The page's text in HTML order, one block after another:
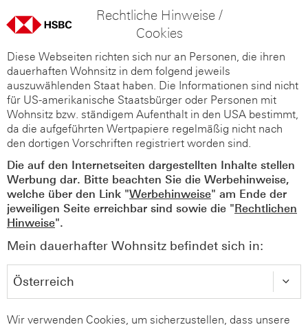
Rechtliche Hinweise /
Cookies
Diese Webseiten richten sich nur an Personen, die ihren
dauerhaften Wohnsitz in dem folgend jeweils
auszuwählenden Staat haben. Die Informationen sind nicht
für US-amerikanische Staatsbürger oder Personen mit
Wohnsitz bzw. ständigem Aufenthalt in den USA bestimmt,
da die aufgeführten Wertpapiere regelmäßig nicht nach
den dortigen Vorschriften registriert worden sind.
Die auf den Internetseiten dargestellten Inhalte stellen
Werbung dar. Bitte beachten Sie die Werbehinweise,
welche über den Link "Werbehinweise" am Ende der
jeweiligen Seite erreichbar sind sowie die "Rechtlichen
Hinweise".
Mein dauerhafter Wohnsitz befindet sich in:
Wir verwenden Cookies, um sicherzustellen, dass unsere